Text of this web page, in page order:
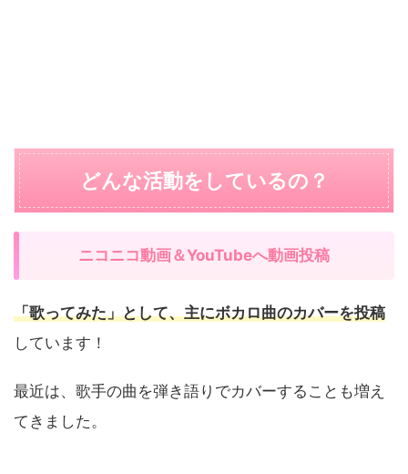
どんな活動をしているの？
ニコニコ動画＆YouTubeへ動画投稿
「歌ってみた」として、主にボカロ曲のカバーを投稿
しています！
最近は、歌手の曲を弾き語りでカバーすることも増え
てきました。